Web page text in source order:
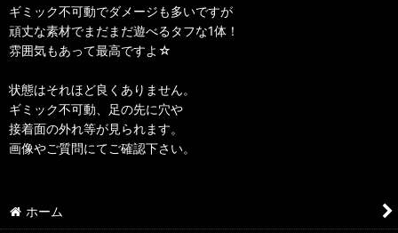
ギミック不可動でダメージも多いですが
頑丈な素材でまだまだ遊べるタフな1体！
雰囲気もあって最高ですよ☆
状態はそれほど良くありません。
ギミック不可動、足の先に穴や
接着面の外れ等が見られます。
画像やご質問にてご確認下さい。
ホーム